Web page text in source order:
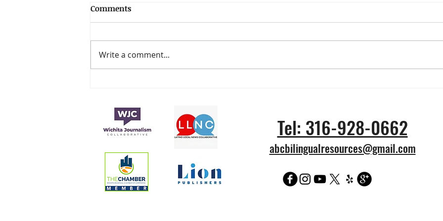
anuncia la beca Sebastián
Yatra 2024
2022
Comments
Write a comment...
Tel: 316-928-0662
abcbilingualresources@gmail.com